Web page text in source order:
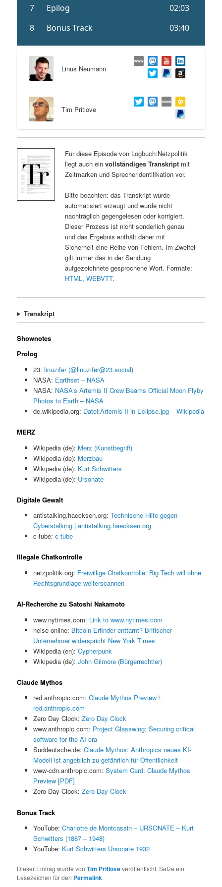
Linus Neumann
Tim Pritlove
Für diese Episode von Logbuch:Netzpolitik
liegt auch ein vollständiges Transkriptmit
Zeitmarken und Sprecheridentifikation vor.
Bitte beachten: das Transkript wurde
automatisiert erzeugt und wurde nicht
nachträglich gegengelesen oder korrigiert.
Dieser Prozess ist nicht sonderlich genau
und das Ergebnis enthält daher mit
Sicherheit eine Reihe von Fehlern. Im Zweifel
gilt immer das in der Sendung
aufgezeichnete gesprochene Wort. Formate:
HTML, WEBVTT.
Transkript
Shownotes
Prolog
23: linuzifer (@linuzifer@23.social)
NASA: Earthset – NASA
NASA: NASA’s Artemis II Crew Beams Official Moon Flyby
Photos to Earth – NASA
de.wikipedia.org: Datei:Artemis II in Eclipse.jpg – Wikipedia
MERZ
Wikipedia (de): Merz (Kunstbegriff)
Wikipedia (de): Merzbau
Wikipedia (de): Kurt Schwitters
Wikipedia (de): Ursonate
Digitale Gewalt
antistalking.haecksen.org: Technische Hilfe gegen
Cyberstalking | antistalking.haecksen.org
c-tube: c-tube
Illegale Chatkontrolle
netzpolitik.org: Freiwillige Chatkontrolle: Big Tech will ohne
Rechtsgrundlage weiterscannen
AI-Recherche zu Satoshi Nakamoto
www.nytimes.com: Link to www.nytimes.com
heise online: Bitcoin-Erfinder enttarnt? Britischer
Unternehmer widerspricht New York Times
Wikipedia (en): Cypherpunk
Wikipedia (de): John Gilmore (Bürgerrechtler)
Claude Mythos
red.anthropic.com: Claude Mythos Preview \
red.anthropic.com
Zero Day Clock: Zero Day Clock
www.anthropic.com: Project Glasswing: Securing critical
software for the AI era
Süddeutsche.de: Claude Mythos: Anthropics neues KI-
Modell ist angeblich zu gefährlich für Öffentlichkeit
www-cdn.anthropic.com: System Card: Claude Mythos
Preview [PDF]
Zero Day Clock: Zero Day Clock
Bonus Track
YouTube: Charlotte de Montcassin – URSONATE – Kurt
Schwitters (1887 – 1948)
YouTube: Kurt Schwitters Ursonate 1932
Dieser Eintrag wurde vonTim Pritloveveröffentlicht. Setze ein
Lesezeichen für den Permalink.